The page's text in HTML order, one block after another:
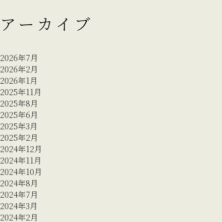
アーカイブ
2026年7月
2026年2月
2026年1月
2025年11月
2025年8月
2025年6月
2025年3月
2025年2月
2024年12月
2024年11月
2024年10月
2024年8月
2024年7月
2024年3月
2024年2月